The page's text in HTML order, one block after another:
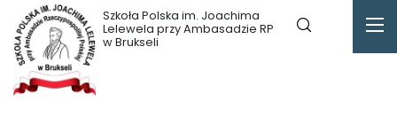
Szkoła Polska im. Joachima
Lelewela przy Ambasadzie RP
w Brukseli